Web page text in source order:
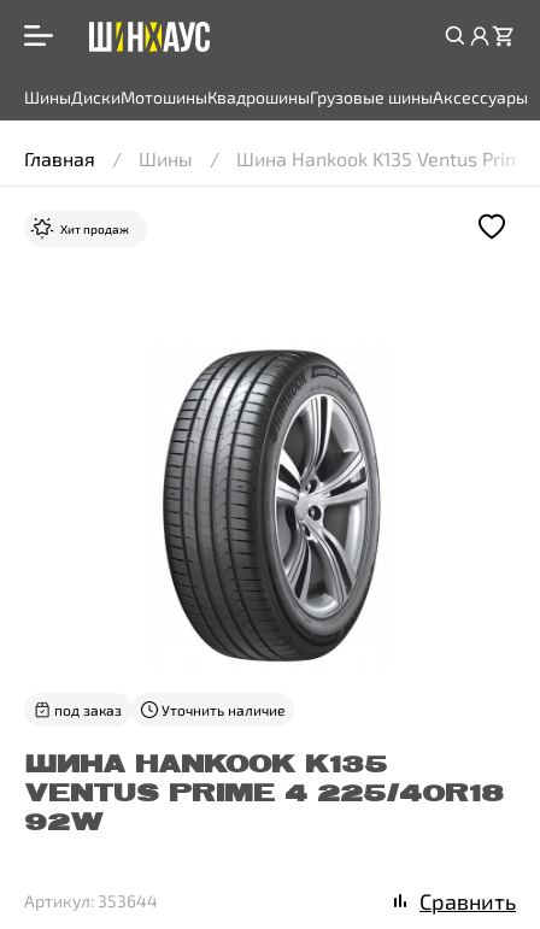
ШиныДискиМотошиныКвадрошиныГрузовые шиныАксессуары
Главная Шины Шина Hankook K135 Ventus
Хит продаж
ШИНА HANKOOK K135
VENTUS PRIME 4 225/40R18
92W
под заказ Уточнить наличие
Артикул: 353644 Сравнить